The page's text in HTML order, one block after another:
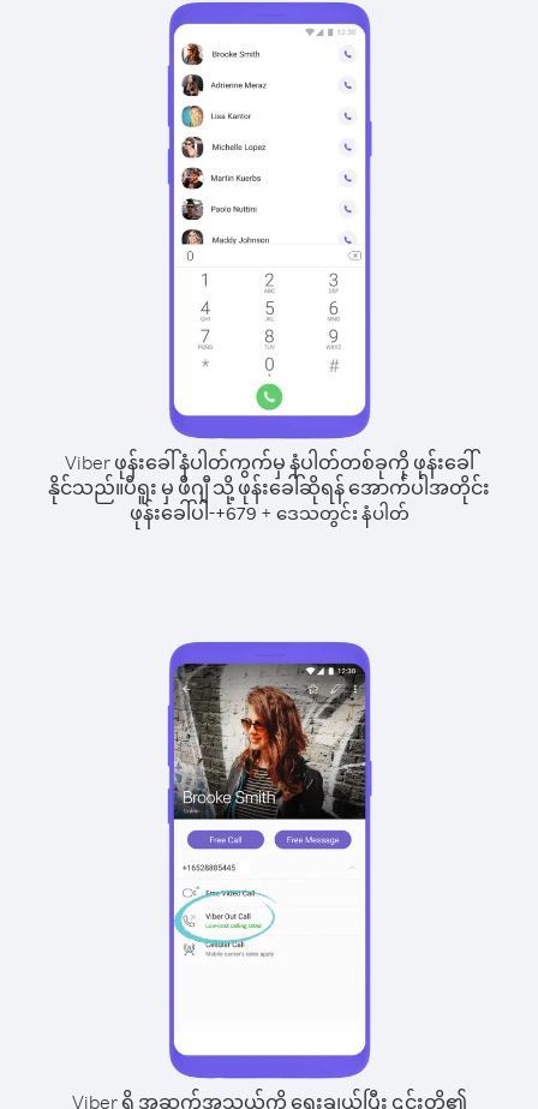
Viber ဖုန်းခေါ်နံပါတ်ကွက်မှ နံပါတ်တစ်ခုကို ဖုန်းခေါ်
နိုင်သည်။ပီရူး မှ ဖီဂျီ သို့ ဖုန်းခေါ်ဆိုရန် အောက်ပါအတိုင်း
ဖုန်းခေါ်ပါ-+679 + ဒေသတွင်း နံပါတ်
Viber ရှိ အဆက်အသွယ်ကို ရွေးချယ်ပြီး ၎င်းတို့၏